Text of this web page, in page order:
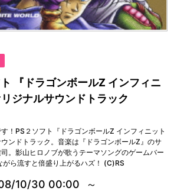
『ドラゴンボールZ インフィニ
ジナルサウンドトラック
！PS２ソフト『ドラゴンボールZ インフィニット
ンドトラック。音楽は『ドラゴンボールZ』のサ
。影山ヒロノブが歌うテーマソングのゲームバー
がら流すと倍盛り上がるハズ！ (C)RS
10/30 00:00